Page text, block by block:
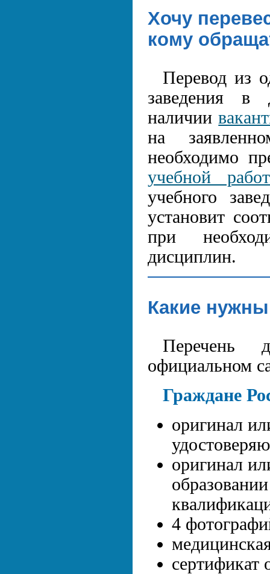
Хочу
кому
Перевод из
заведения в
наличии
на
необходимо
учебной
учебного
установит
при
дисциплин.
Какие
Перечень
официальном
Граждане
оригинал
оригинал
4
сертификат